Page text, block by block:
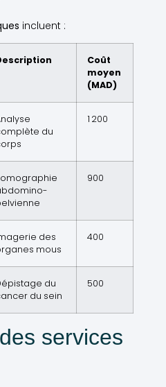
incluent :
Coût
moyen
(MAD)
du
1 200
900
des
mous
400
du
du sein
500
services